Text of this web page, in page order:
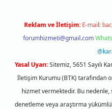
Reklam ve İletişim: E-mail:
forumhizmeti@gmail.com
Yasal Uyarı:Sitemiz, 5651 Sayılı
İletişim Kurumu (BTK) tarafından
hizmet vermektedir. Bu
denetleme veya araştırma